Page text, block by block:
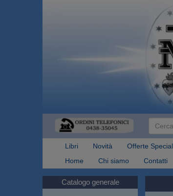
Libri Novità Offerte
Home
Chi siamo Contatti
Catalogo generale